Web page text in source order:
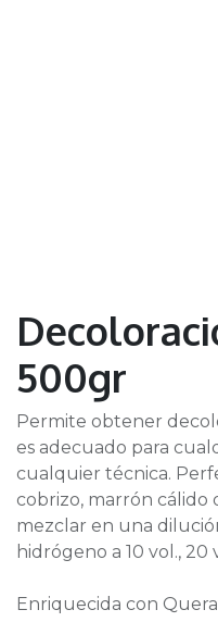
500gr
Permite obtener
es adecuado para
cualquier técnica.
cobrizo, marrón cálido
mezclar en una
hidrógeno a 10 vol., 20
Enriquecida con